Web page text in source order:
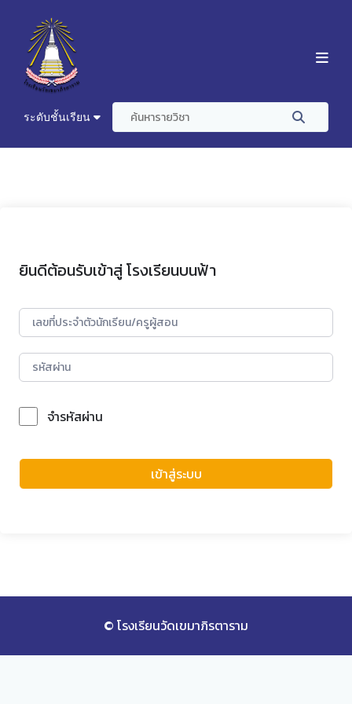
ระดับชั้นเรียน
ยินดีต้อนรับเข้าสู่ โรงเรียนบนฟ้า
จำรหัสผ่าน
เข้าสู่ระบบ
© โรงเรียนวัดเขมาภิรตาราม